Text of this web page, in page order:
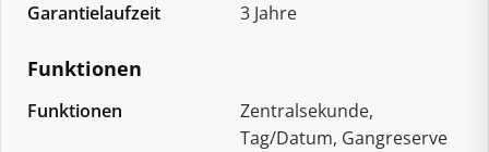
Garantielaufzeit
3 Jahre
Funktionen
Funktionen
Zentralsekunde,
Tag/Datum, Gangreserve